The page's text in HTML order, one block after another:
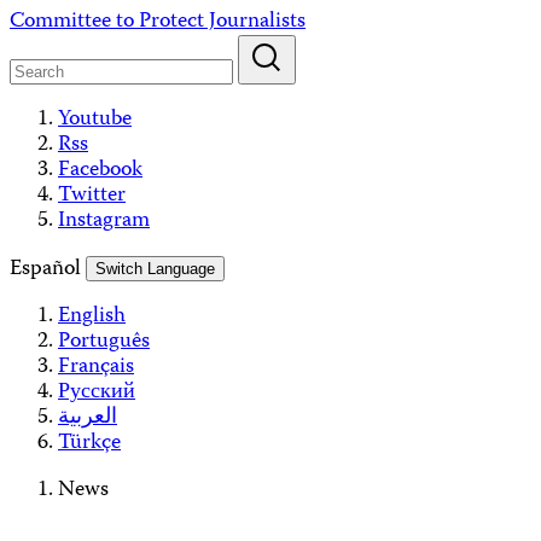
Skip
content
Committee to Protect Journalists
Youtube
Rss
Facebook
Twitter
Instagram
Español
Switch Language
English
Português
Français
Русский
العربية
Türkçe
News